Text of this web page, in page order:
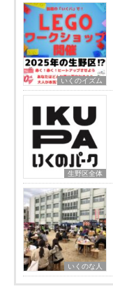
いくのイズム
生野区全体
いくのな人